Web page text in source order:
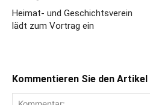
Heimat- und Geschichtsverein
lädt zum Vortrag ein
Kommentieren Sie den Artikel